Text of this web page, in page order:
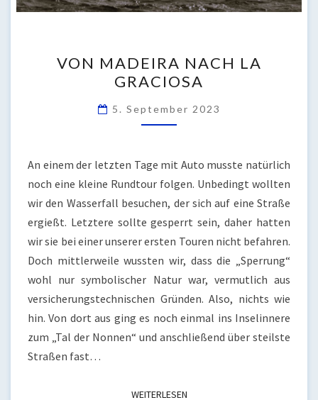
MADEIRA
NACH
LA
GRACIOSA
VON MADEIRA NACH LA
GRACIOSA
5. September 2023
An einem der letzten Tage mit Auto musste natürlich
noch eine kleine Rundtour folgen. Unbedingt wollten
wir den Wasserfall besuchen, der sich auf eine Straße
ergießt. Letztere sollte gesperrt sein, daher hatten
wir sie bei einer unserer ersten Touren nicht befahren.
Doch mittlerweile wussten wir, dass die „Sperrung“
wohl nur symbolischer Natur war, vermutlich aus
versicherungstechnischen Gründen. Also, nichts wie
hin. Von dort aus ging es noch einmal ins Inselinnere
zum „Tal der Nonnen“ und anschließend über steilste
Straßen fast…
WEITERLESENWEITERLESEN